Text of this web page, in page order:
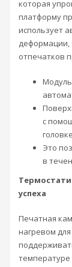
которая
платформу
использует
деформации,
отпечатков
Модуль
с
головке
Это
в
успеха
Печатная
нагревом